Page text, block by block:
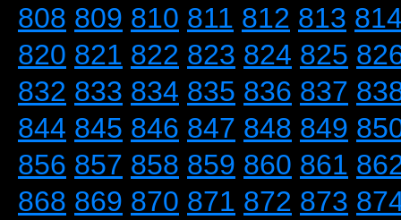
808 809 810 811 812 813
820 821 822 823 824 825
832 833 834 835 836 837
844 845 846 847 848 849
856 857 858 859 860 861
868 869 870 871 872 873